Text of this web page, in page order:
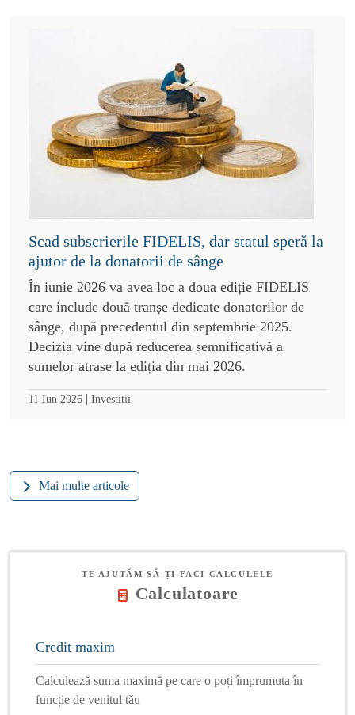
Scad subscrierile FIDELIS, dar statul speră la
ajutor de la donatorii de sânge
În iunie 2026 va avea loc a doua ediție FIDELIS
care include două tranșe dedicate donatorilor de
sânge, după precedentul din septembrie 2025.
Decizia vine după reducerea semnificativă a
sumelor atrase la ediția din mai 2026.
11 Iun 2026 | Investitii
Mai multe articole
TE AJUTĂM SĂ-ȚI FACI CALCULELE
Calculatoare
Credit maxim
Calculează suma maximă pe care o poți împrumuta în
funcție de venitul tău